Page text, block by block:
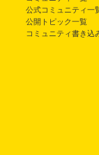
公式コミュニティ一
公開トピック一覧
コミュニティ書き込